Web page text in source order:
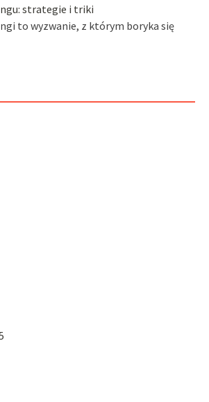
strategie i triki
to wyzwanie, z którym boryka się